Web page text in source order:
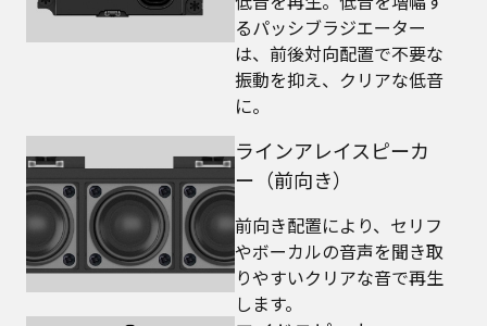
るパッシブラジエーター
は、前後対向配置で不要な
振動を抑え、クリアな低音
に。
ラインアレイスピーカ
ー（前向き）
前向き配置により、セリフ
やボーカルの音声を聞き取
りやすいクリアな音で再生
します。